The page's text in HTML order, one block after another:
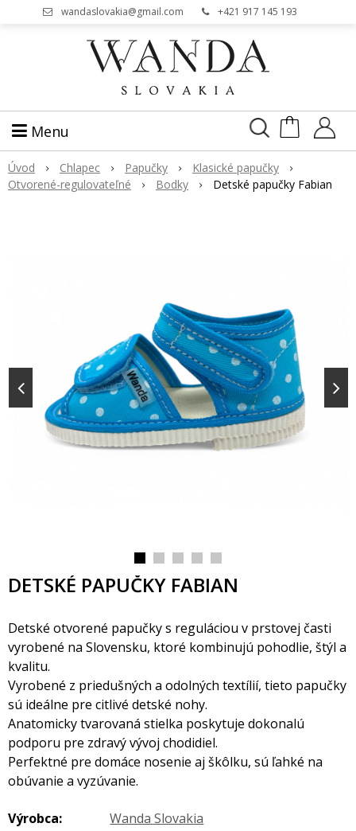
wandaslovakia@gmail.com +421 917 145 193
Menu
Úvod Chlapec Papučky
Klasické papučky
Otvorené-regulovateľné
Bodky Detské papučky Fabian
DETSKÉ PAPUČKY FABIAN
Detské otvorené papučky s reguláciou v prstovej časti
vyrobené na Slovensku, ktoré kombinujú pohodlie, štýl a
kvalitu.
Vyrobené z priedušných a odolných textílií, tieto papučky
sú ideálne pre citlivé detské nohy.
Anatomicky tvarovaná stielka poskytuje dokonalú
podporu pre zdravý vývoj chodidiel.
Perfektné pre domáce nosenie aj škôlku, sú ľahké na
obúvanie a vyzúvanie.
Výrobca:
Wanda Slovakia